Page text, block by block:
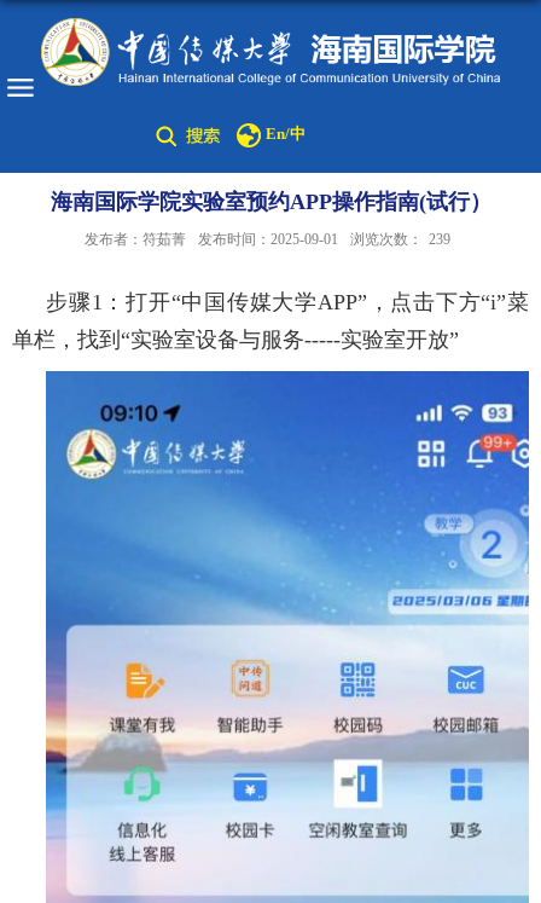
En/中
海南国际学院实验室预约APP操作指南(试行）
发布者：符茹菁 发布时间：2025-09-01 浏览次数： 239
步骤1 ： 打开“中国传媒大学APP” ，点击下方“i”菜
单栏，找到 “实验室设备与服务-----实验室开放”